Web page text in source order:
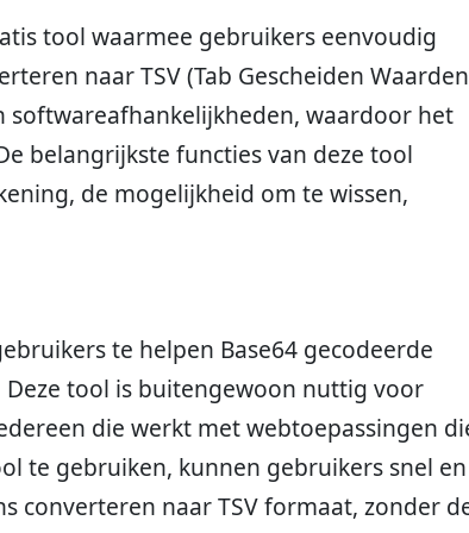
tool waarmee gebruikers eenvoudig
naar TSV (Tab Gescheiden
softwareafhankelijkheden, waardoor het
belangrijkste functies van deze tool
de mogelijkheid om te wissen,
te helpen Base64 gecodeerde
tool is buitengewoon nuttig voor
die werkt met webtoepassingen
te gebruiken, kunnen gebruikers snel en
converteren naar TSV formaat, zonder